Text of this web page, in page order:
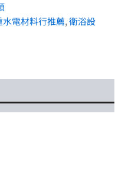
水電材料行推薦,衛浴設